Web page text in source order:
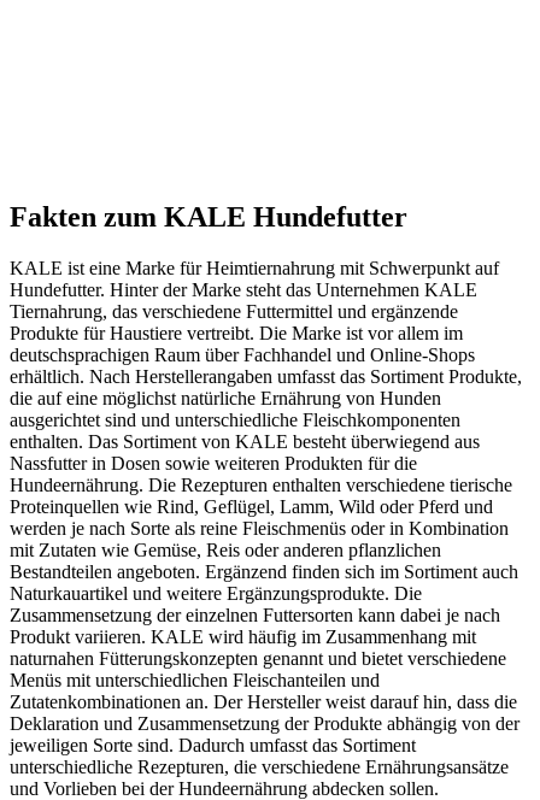
Fakten zum KALE Hundefutter
KALE ist eine Marke für Heimtiernahrung mit Schwerpunkt auf
Hundefutter. Hinter der Marke steht das Unternehmen KALE
Tiernahrung, das verschiedene Futtermittel und ergänzende
Produkte für Haustiere vertreibt. Die Marke ist vor allem im
deutschsprachigen Raum über Fachhandel und Online-Shops
erhältlich. Nach Herstellerangaben umfasst das Sortiment Produkte,
die auf eine möglichst natürliche Ernährung von Hunden
ausgerichtet sind und unterschiedliche Fleischkomponenten
enthalten. Das Sortiment von KALE besteht überwiegend aus
Nassfutter in Dosen sowie weiteren Produkten für die
Hundeernährung. Die Rezepturen enthalten verschiedene tierische
Proteinquellen wie Rind, Geflügel, Lamm, Wild oder Pferd und
werden je nach Sorte als reine Fleischmenüs oder in Kombination
mit Zutaten wie Gemüse, Reis oder anderen pflanzlichen
Bestandteilen angeboten. Ergänzend finden sich im Sortiment auch
Naturkauartikel und weitere Ergänzungsprodukte. Die
Zusammensetzung der einzelnen Futtersorten kann dabei je nach
Produkt variieren. KALE wird häufig im Zusammenhang mit
naturnahen Fütterungskonzepten genannt und bietet verschiedene
Menüs mit unterschiedlichen Fleischanteilen und
Zutatenkombinationen an. Der Hersteller weist darauf hin, dass die
Deklaration und Zusammensetzung der Produkte abhängig von der
jeweiligen Sorte sind. Dadurch umfasst das Sortiment
unterschiedliche Rezepturen, die verschiedene Ernährungsansätze
und Vorlieben bei der Hundeernährung abdecken sollen.